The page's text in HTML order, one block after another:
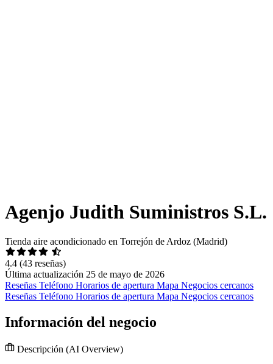
Agenjo Judith Suministros S.L.
Tienda aire acondicionado en Torrejón de Ardoz (Madrid)
4.4 (43 reseñas)
Última actualización 25 de mayo de 2026
Reseñas Teléfono Horarios de apertura Mapa Negocios cercanos
Reseñas Teléfono Horarios de apertura Mapa Negocios cercanos
Información del negocio
Descripción (AI Overview)